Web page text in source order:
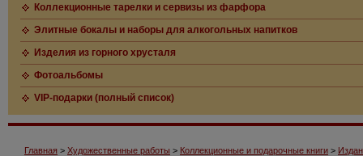
Коллекционные тарелки и сервизы из фарфора
Элитные бокалы и наборы для алкогольных напитков
Изделия из горного хрусталя
Фотоальбомы
VIP-подарки (полный список)
Главная > Художественные работы > Коллекционные и подарочные книги >